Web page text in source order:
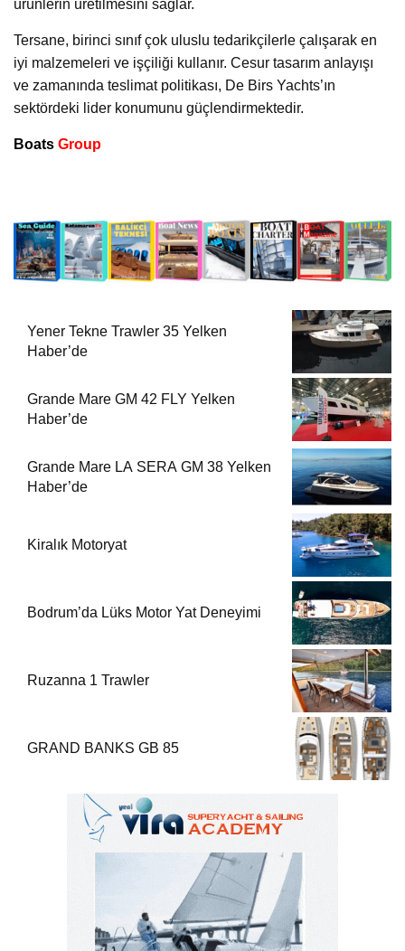
ürünlerin üretilmesini sağlar.
Tersane, birinci sınıf çok uluslu tedarikçilerle çalışarak en
iyi malzemeleri ve işçiliği kullanır. Cesur tasarım anlayışı
ve zamanında teslimat politikası, De Birs Yachts’ın
sektördeki lider konumunu güçlendirmektedir.
Boats Group
Yener Tekne Trawler 35 Yelken
Haber’de
Grande Mare GM 42 FLY Yelken
Haber’de
Grande Mare LA SERA GM 38 Yelken
Haber’de
Kiralık Motoryat
Bodrum’da Lüks Motor Yat Deneyimi
Ruzanna 1 Trawler
GRAND BANKS GB 85